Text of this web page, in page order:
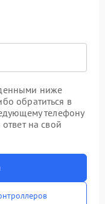
ниже
обратиться в
телефону
на свой